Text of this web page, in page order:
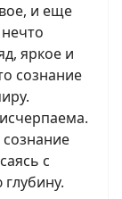
и еще
яркое и
сознание
с